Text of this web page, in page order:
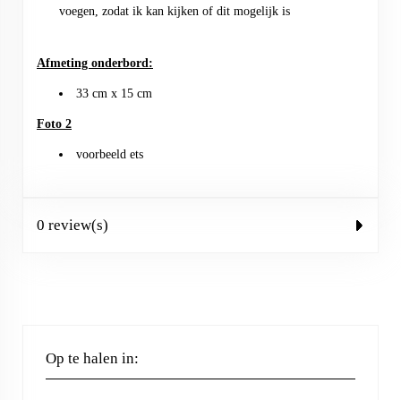
voegen, zodat ik kan kijken of dit mogelijk is
Afmeting onderbord:
33 cm x 15 cm
Foto 2
voorbeeld ets
0 review(s)
Op te halen in: